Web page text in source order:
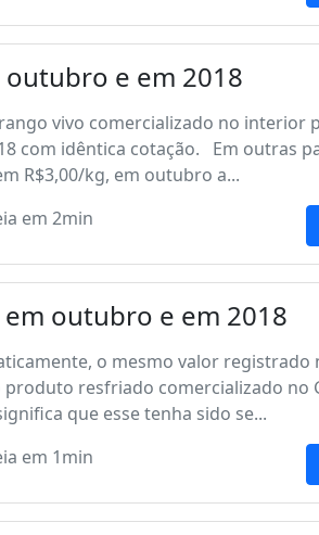
e em 2018
vivo comercializado no interior
com idêntica cotação. Em outras
R$3,00/kg, em outubro a...
em 2min
outubro e em 2018
o mesmo valor registrado
produto resfriado comercializado no
que esse tenha sido se...
em 1min